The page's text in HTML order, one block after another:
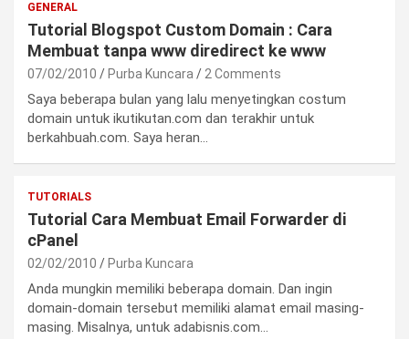
GENERAL
Tutorial Blogspot Custom Domain : Cara
Membuat tanpa www diredirect ke www
07/02/2010 Purba Kuncara 2 Comments
Saya beberapa bulan yang lalu menyetingkan costum
domain untuk ikutikutan.com dan terakhir untuk
berkahbuah.com. Saya heran…
TUTORIALS
Tutorial Cara Membuat Email Forwarder di
cPanel
02/02/2010 Purba Kuncara
Anda mungkin memiliki beberapa domain. Dan ingin
domain-domain tersebut memiliki alamat email masing-
masing. Misalnya, untuk adabisnis.com…